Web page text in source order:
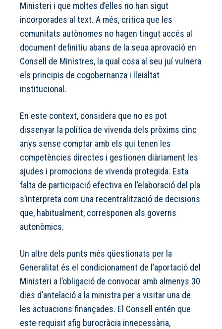
Ministeri i que moltes d’elles no han sigut
incorporades al text. A més, critica que les
comunitats autònomes no hagen tingut accés al
document definitiu abans de la seua aprovació en
Consell de Ministres, la qual cosa al seu juí vulnera
els principis de cogobernanza i lleialtat
institucional.
En este context, considera que no es pot
dissenyar la política de vivenda dels pròxims cinc
anys sense comptar amb els qui tenen les
competències directes i gestionen diàriament les
ajudes i promocions de vivenda protegida. Esta
falta de participació efectiva en l’elaboració del pla
s’interpreta com una recentralització de decisions
que, habitualment, corresponen als governs
autonòmics.
Un altre dels punts més qüestionats per la
Generalitat és el condicionament de l’aportació del
Ministeri a l’obligació de convocar amb almenys 30
dies d’antelació a la ministra per a visitar una de
les actuacions finançades. El Consell entén que
este requisit afig burocràcia innecessària,